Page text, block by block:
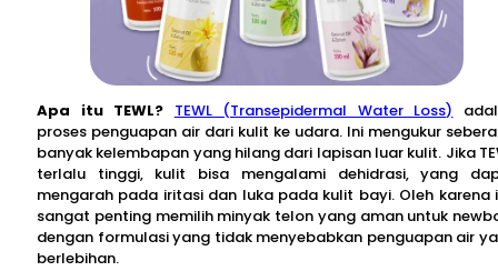
Apa itu TEWL? TEWL (Transepidermal Water Loss)
proses penguapan air dari kulit ke udara. Ini mengukur
banyak kelembapan yang hilang dari lapisan luar kulit. Jika
terlalu tinggi, kulit bisa mengalami dehidrasi, yang
mengarah pada iritasi dan luka pada kulit bayi. Oleh karena
sangat penting memilih minyak telon yang aman untuk
dengan formulasi yang tidak menyebabkan penguapan air
berlebihan.